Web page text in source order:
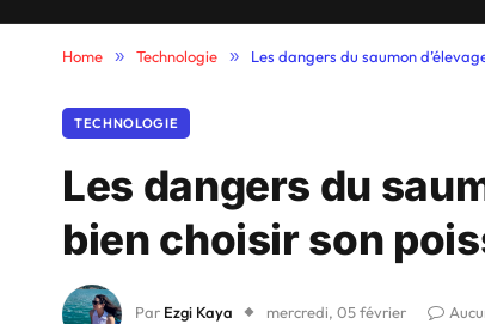
Home » Technologie » Les dangers du saumon
TECHNOLOGIE
Les dangers du
bien choisir son
Par Ezgi Kaya mercredi, 05 février